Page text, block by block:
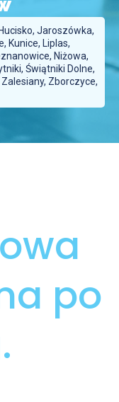
Jaroszówka,
Kunice, Liplas,
Niżowa,
Świątniki Dolne,
Zborczyce,
po